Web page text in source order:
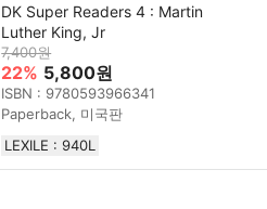
DK Super Readers 4 : Martin
Luther King, Jr
7,400원
22% 5,800원
ISBN : 9780593966341
Paperback, 미국판
LEXILE : 940L